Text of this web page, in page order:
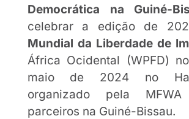
Democrática na Guiné-
celebrar a edição de
Mundial da Liberdade de
África Ocidental (WPFD)
maio de 2024 no
organizado pela
parceiros na Guiné-Bissau.